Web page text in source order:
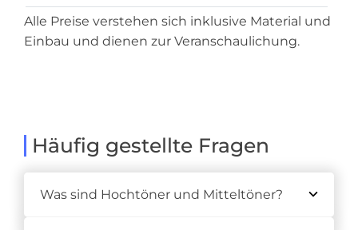
Alle Preise verstehen sich inklusive Material und
Einbau und dienen zur Veranschaulichung.
Häufig gestellte Fragen
Was sind Hochtöner und Mitteltöner?